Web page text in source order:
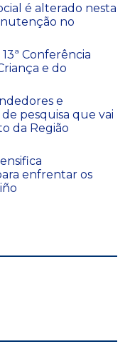
é alterado nesta
no
Conferência
e do
e
pesquisa que vai
da Região
enfrentar os